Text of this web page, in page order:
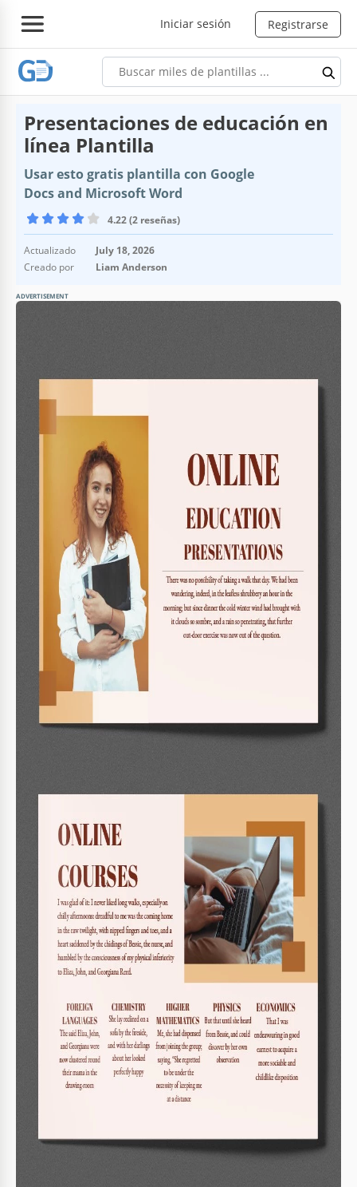
Iniciar sesión Registrarse
Presentaciones de educación en
línea Plantilla
Usar esto gratis plantilla con Google
Docs and Microsoft Word
4.22 (2 reseñas)
Actualizado
July 18, 2026
Creado por
Liam Anderson
ADVERTISEMENT